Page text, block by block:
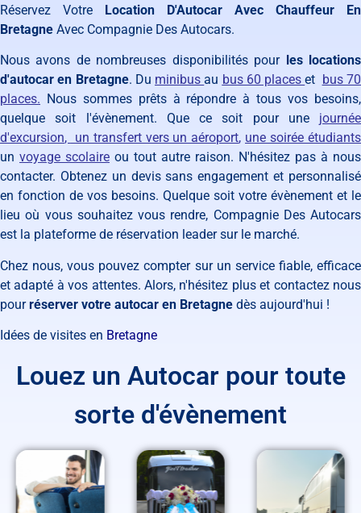
Réservez Votre Location D'Autocar Avec Chauffeur En
Bretagne Avec Compagnie Des Autocars.
Nous avons de nombreuses disponibilités pourles locations
d'autocar en Bretagne. Du minibus au bus 60 places et bus 70
places. Nous sommes prêts à répondre à tous vos besoins,
quelque soit l'évènement. Que ce soit pour une journée
d'excursion, un transfert vers un aéroport, une soirée étudiants
un voyage scolaire ou tout autre raison. N'hésitez pas à nous
contacter. Obtenez un devis sans engagement et personnalisé
en fonction de vos besoins. Quelque soit votre évènement et le
lieu où vous souhaitez vous rendre, Compagnie Des Autocars
est la plateforme de réservation leader sur le marché.
Chez nous, vous pouvez compter sur un service fiable, efficace
et adapté à vos attentes. Alors, n'hésitez plus et contactez nous
pourréserver votre autocar en Bretagne dès aujourd'hui !
Idées de visites en Bretagne
Louez un Autocar pour toute
sorte d'évènement